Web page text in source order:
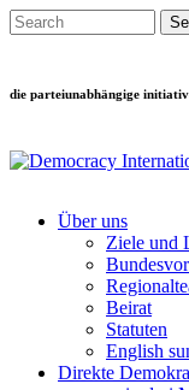
Direkt zum Inhalt
Search this site
die parteiunabhängige
Main menu
Über uns
Ziele und
Beirat
Statuten
English
Direkte